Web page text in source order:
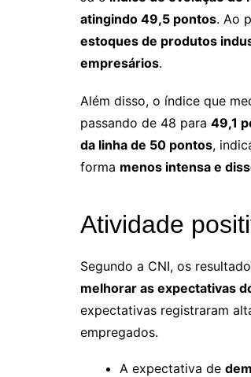
atingindo 49,5 pontos. Ao
estoques de produtos
empresários.
Além disso, o índice que
passando de 48 para 49,1
da linha de 50 pontos,
forma menos intensa e
Atividade
Segundo a CNI, os
melhorar as expectativas
expectativas registraram
empregados.
A expectativa de